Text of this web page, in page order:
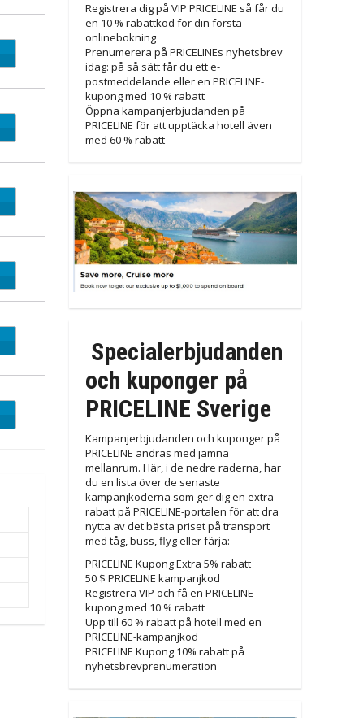
Registrera dig på VIP PRICELINE så får du
en 10 % rabattkod för din första
onlinebokning
Prenumerera på PRICELINEs nyhetsbrev
idag: på så sätt får du ett e-
postmeddelande eller en PRICELINE-
kupong med 10 % rabatt
Öppna kampanjerbjudanden på
PRICELINE för att upptäcka hotell även
med 60 % rabatt
Specialerbjudanden
och kuponger på
PRICELINE Sverige
Kampanjerbjudanden och kuponger på
PRICELINE ändras med jämna
mellanrum. Här, i de nedre raderna, har
du en lista över de senaste
kampanjkoderna som ger dig en extra
rabatt på PRICELINE-portalen för att dra
nytta av det bästa priset på transport
med tåg, buss, flyg eller färja:
PRICELINE Kupong Extra 5% rabatt
50 $ PRICELINE kampanjkod
Registrera VIP och få en PRICELINE-
kupong med 10 % rabatt
Upp till 60 % rabatt på hotell med en
PRICELINE-kampanjkod
PRICELINE Kupong 10% rabatt på
nyhetsbrevprenumeration